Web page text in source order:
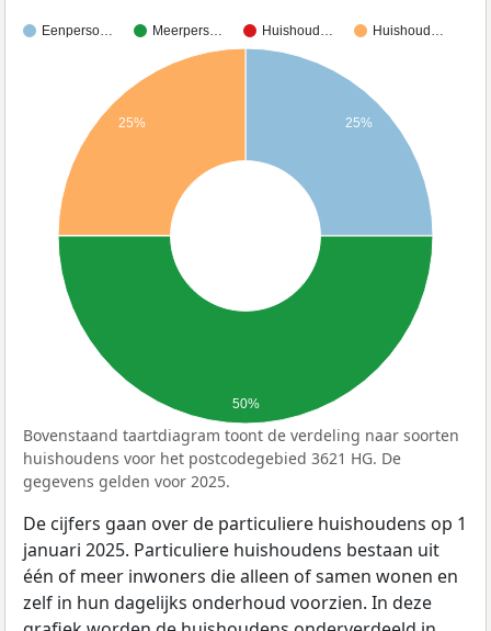
Eenperso… Meerpers… Huishoud… Huishoud…
25%
25%
50%
Bovenstaand taartdiagram toont de verdeling naar soorten
huishoudens voor het postcodegebied 3621 HG. De
gegevens gelden voor 2025.
De cijfers gaan over de particuliere huishoudens op 1
januari 2025. Particuliere huishoudens bestaan uit
één of meer inwoners die alleen of samen wonen en
zelf in hun dagelijks onderhoud voorzien. In deze